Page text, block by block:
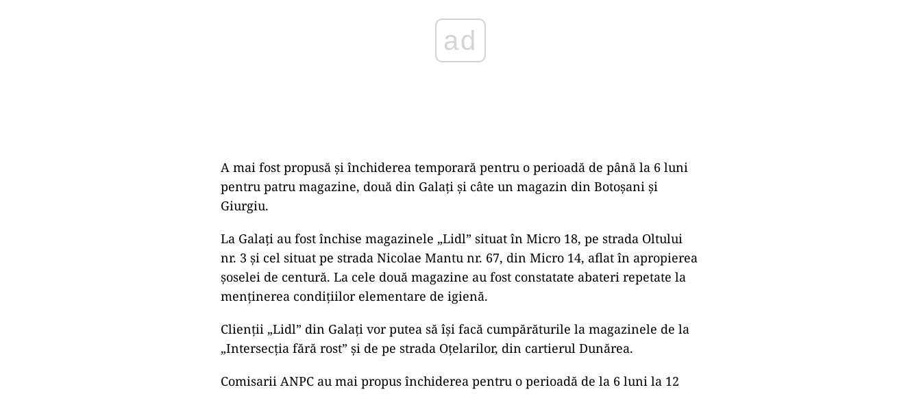
A mai fost propusă şi închiderea temporară pentru o perioadă de până la 6 luni
pentru patru magazine, două din Galați și câte un magazin din Botoşani şi
Giurgiu.
La Galați au fost închise magazinele „Lidl” situat în Micro 18, pe strada Oltului
nr. 3 și cel situat pe strada Nicolae Mantu nr. 67, din Micro 14, aflat în apropierea
șoselei de centură. La cele două magazine au fost constatate abateri repetate la
menținerea condițiilor elementare de igienă.
Clienții „Lidl” din Galați vor putea să își facă cumpărăturile la magazinele de la
„Intersecția fără rost” și de pe strada Oțelarilor, din cartierul Dunărea.
Comisarii ANPC au mai propus închiderea pentru o perioadă de la 6 luni la 12